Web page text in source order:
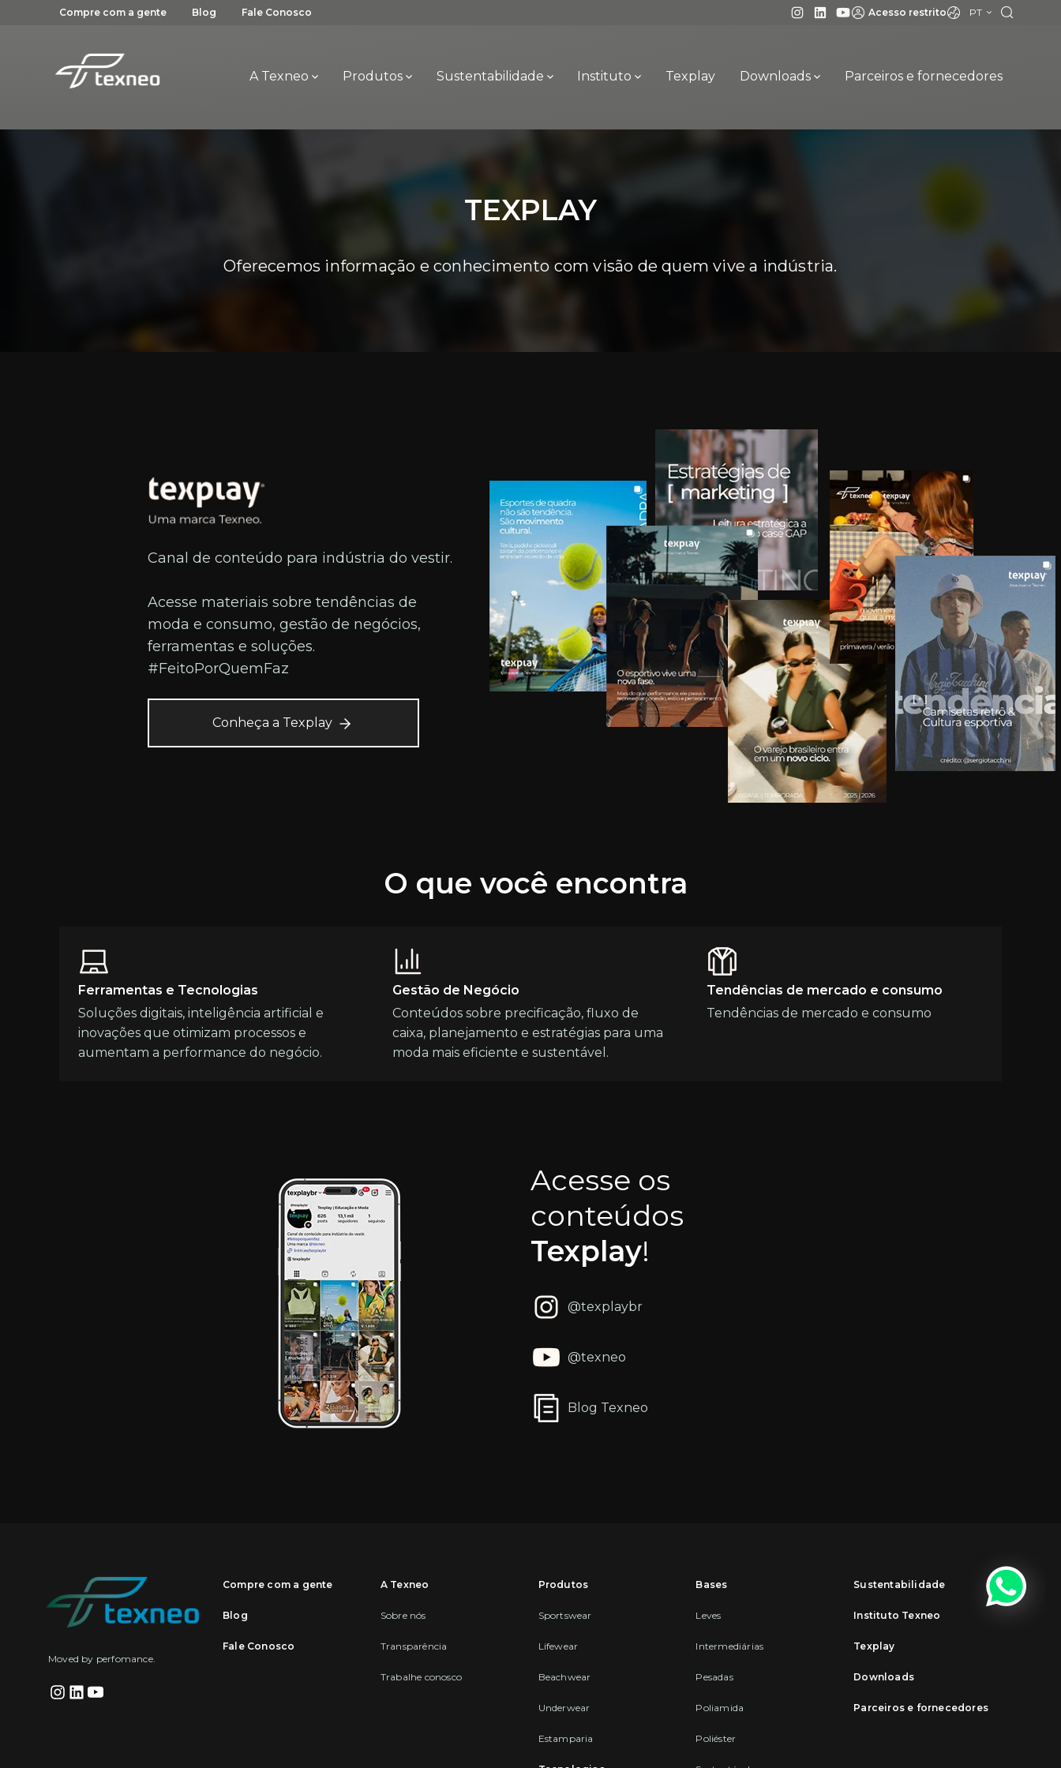
Compre com a gente Blog Fale Conosco Acesso restrito PT
A Texneo Produtos Sustentabilidade Instituto Texplay Downloads Parceiros e fornecedores
TEXPLAY
Oferecemos informação e conhecimento com visão de quem vive a indústria.
Canal de conteúdo para indústria do vestir.
Acesse materiais sobre tendências de
moda e consumo, gestão de negócios,
ferramentas e soluções.
#FeitoPorQuemFaz
Conheça a Texplay
O que você encontra
Ferramentas e Tecnologias
Soluções digitais, inteligência artificial e
inovações que otimizam processos e
aumentam a performance do negócio.
Gestão de Negócio
Conteúdos sobre precificação, fluxo de
caixa, planejamento e estratégias para uma
moda mais eficiente e sustentável.
Tendências de mercado e consumo
Tendências de mercado e consumo
Acesse os
conteúdos
Texplay!
@texplaybr
@texneo
Blog Texneo
Moved by perfomance.
Compre com a gente
Blog
Fale Conosco
A Texneo
Sobre nós
Transparência
Trabalhe conosco
Produtos
Sportswear
Lifewear
Beachwear
Underwear
Estamparia
Bases
Leves
Intermediárias
Pesadas
Poliamida
Poliéster
Sustentabilidade
Instituto Texneo
Texplay
Downloads
Parceiros e fornecedores